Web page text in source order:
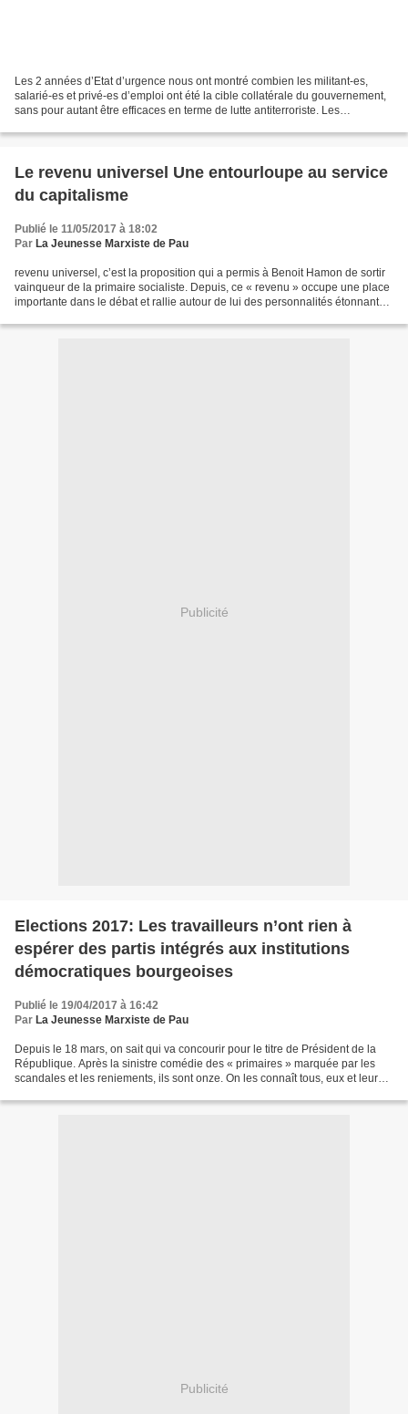
Les 2 années d’Etat d’urgence nous ont montré combien les militant-es,
salarié-es et privé-es d’emploi ont été la cible collatérale du gouvernement,
sans pour autant être efficaces en terme de lutte antiterroriste. Les
Le revenu universel Une entourloupe au service
du capitalisme
Publié le 11/05/2017 à 18:02
Par La Jeunesse Marxiste de Pau
revenu universel, c’est la proposition qui a permis à Benoit Hamon de sortir
vainqueur de la primaire socialiste. Depuis, ce « revenu » occupe une place
importante dans le débat et rallie autour de lui des personnalités étonnantes,
Publicité
Elections 2017: Les travailleurs n’ont rien à
espérer des partis intégrés aux institutions
démocratiques bourgeoises
Publié le 19/04/2017 à 16:42
Par La Jeunesse Marxiste de Pau
Depuis le 18 mars, on sait qui va concourir pour le titre de Président de la
République. Après la sinistre comédie des « primaires » marquée par les
scandales et les reniements, ils sont onze. On les connaît tous, eux et leurs
Publicité